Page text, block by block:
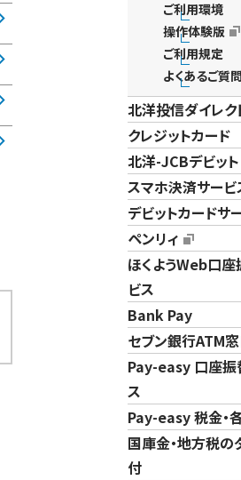
ご利用環境
操作体験版
ご利用規定
よくあるご質問
北洋投信ダイレク
クレジットカード
北洋-JCBデビット
スマホ決済サービ
デビットカードサ
ペンリィ
ほくようWeb口
ビス
Bank Pay
セブン銀行ATM
Pay-easy 口座振
ス
Pay-easy 税金・
国庫金・地方税の
付